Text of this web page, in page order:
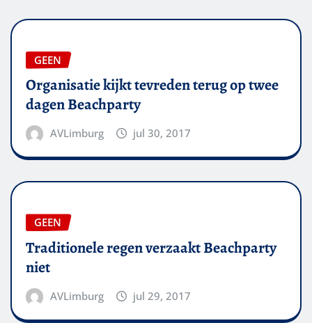
GEEN
Organisatie kijkt tevreden terug op twee
dagen Beachparty
AVLimburg jul 30, 2017
GEEN
Traditionele regen verzaakt Beachparty
niet
AVLimburg jul 29, 2017